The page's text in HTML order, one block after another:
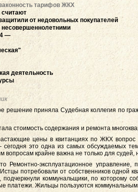
тарифов ЖКХ
считают
от недовольных покупателей
несовершеннолетними
4 —
деятельность
решение приняла Судебная коллегия по
стоимость содержания и ремонта
цены в квитанциях по ЖКХ вопрос
это одна из самых обсуждаемых
вопросам крайне важна не только для
Ремонтно-эксплуатационное
потребовали от собственников одной
подчеркнули коммунальщики, по которому
платежи. Жильцы пользуются